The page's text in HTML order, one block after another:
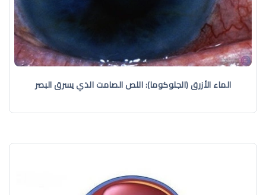
الماء الأزرق (الجلوكوما): اللص الصامت الذي يسرق البصر